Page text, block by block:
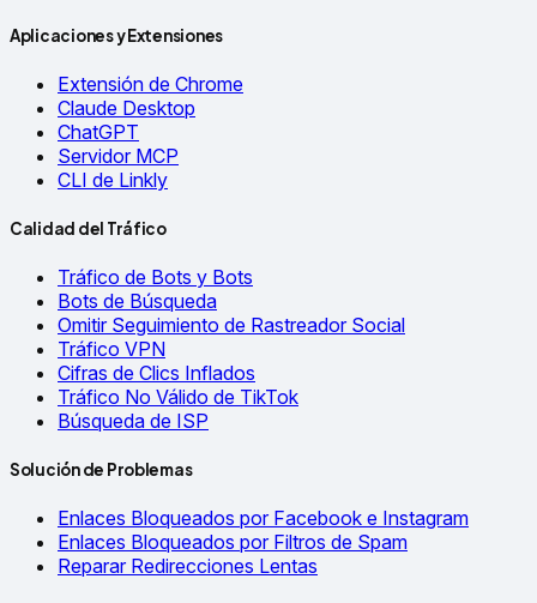
Aplicaciones y Extensiones
Extensión de Chrome
Claude Desktop
ChatGPT
Servidor MCP
CLI de Linkly
Calidad del Tráfico
Tráfico de Bots y Bots
Bots de Búsqueda
Omitir Seguimiento de Rastreador Social
Tráfico VPN
Cifras de Clics Inflados
Tráfico No Válido de TikTok
Búsqueda de ISP
Solución de Problemas
Enlaces Bloqueados por Facebook e Instagram
Enlaces Bloqueados por Filtros de Spam
Reparar Redirecciones Lentas